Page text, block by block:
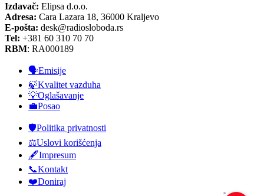
Izdavač: Elipsa d.o.o.
Adresa: Cara Lazara 18, 36000 Kraljevo
E-pošta: desk@radiosloboda.rs
Tel: +381 60 310 70 70
RBM: RA000189
🗣️Emisije
🍃Kvalitet vazduha
💡Oglašavanje
💼Posao
🛡️Politika privatnosti
⚖️Uslovi korišćenja
🖋️Impresum
📞Kontakt
❤️Doniraj